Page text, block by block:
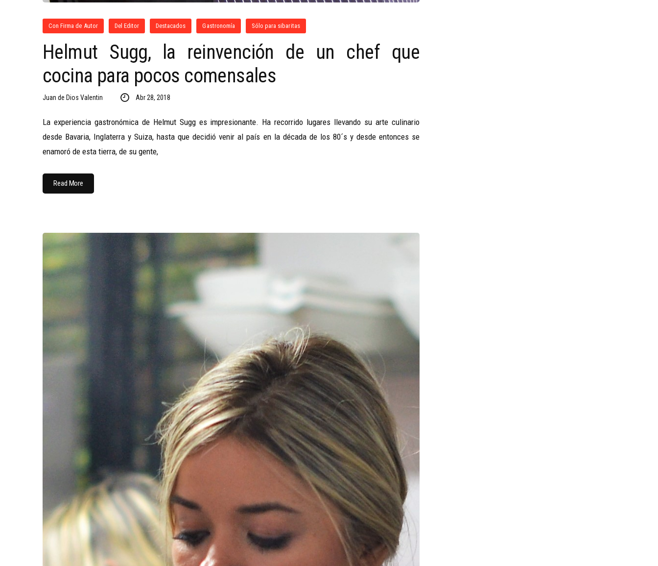
Con Firma de Autor Del Editor Destacados Gastronomía Sólo para sibaritas
Helmut Sugg, la reinvención de un chef que
cocina para pocos comensales
Juan de Dios Valentin Abr 28, 2018
La experiencia gastronómica de Helmut Sugg es impresionante. Ha recorrido lugares llevando su arte culinario
desde Bavaria, Inglaterra y Suiza, hasta que decidió venir al país en la década de los 80´s y desde entonces se
enamoró de esta tierra, de su gente,
Read More